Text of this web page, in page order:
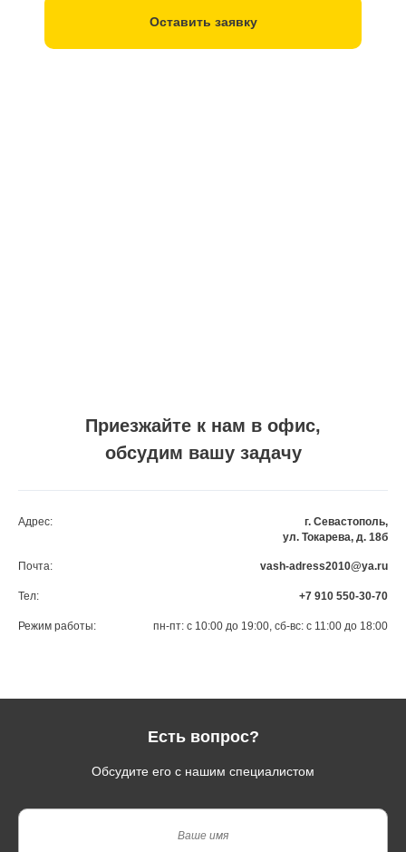
Оставить заявку
Приезжайте к нам в офис,
обсудим вашу задачу
Адрес:
г. Севастополь,
ул. Токарева, д. 18б
Почта: vash-adress2010@ya.ru
Тел: +7 910 550-30-70
Режим работы: пн-пт: с 10:00 до 19:00, сб-вс: с 11:00 до 18:00
Есть вопрос?
Обсудите его с нашим специалистом